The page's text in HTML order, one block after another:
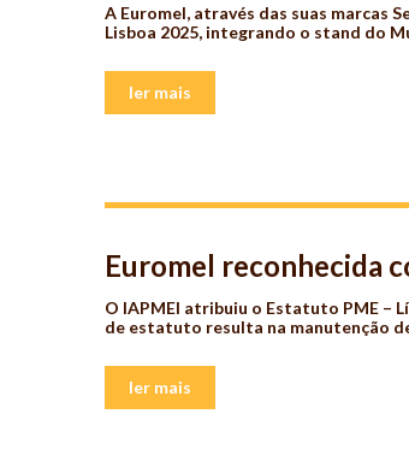
A Euromel, através das suas marcas
Lisboa 2025, integrando o stand do
ler mais
Euromel reconhecida
O IAPMEI atribuiu o Estatuto PME –
de estatuto resulta na manutenção
ler mais